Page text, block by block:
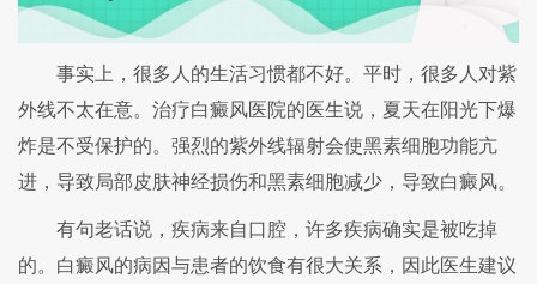
事实上，很多人的生活习惯都不好。平时，很多人对紫
外线不太在意。治疗白癜风医院的医生说，夏天在阳光下爆
炸是不受保护的。强烈的紫外线辐射会使黑素细胞功能亢
进，导致局部皮肤神经损伤和黑素细胞减少，导致白癜风。
有句老话说，疾病来自口腔，许多疾病确实是被吃掉
的。白癜风的病因与患者的饮食有很大关系，因此医生建议